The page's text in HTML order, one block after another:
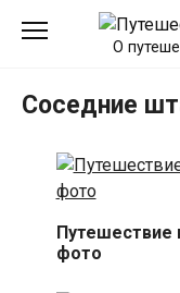
О
Соседние
Путешествие
фото